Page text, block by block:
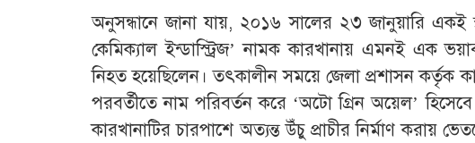
​অনুসন্ধানে জানা যায়, ২০১৬ সালের ২৩ জানুয়ারি একই
কেমিক্যাল ইন্ডাস্ট্রিজ’ নামক কারখানায় এমনই এক
নিহত হয়েছিলেন। তৎকালীন সময়ে জেলা প্রশাসন কর্তৃক
পরবর্তীতে নাম পরিবর্তন করে ‘অটো গ্রিন অয়েল’
কারখানাটির চারপাশে অত্যন্ত উঁচু প্রাচীর নির্মাণ করায়